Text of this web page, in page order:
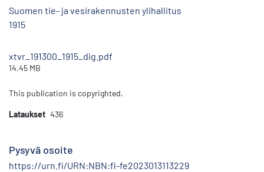
Suomen tie- ja vesirakennusten ylihallitus
1915
xtvr_191300_1915_dig.pdf
14.45 MB
This publication is copyrighted.
Lataukset 436
Pysyvä osoite
https://urn.fi/URN:NBN:fi-fe2023013113229